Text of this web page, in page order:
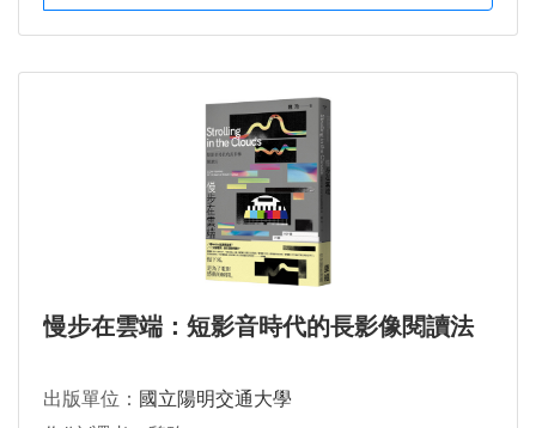
慢步在雲端：短影音時代的長影像閱讀法
出版單位： 國立陽明交通大學